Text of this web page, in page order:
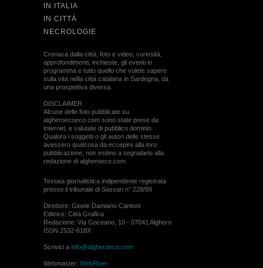
IN ITALIA
IN CITTÀ
NECROLOGIE
Cronaca dalla città, foto e video, curiosità,
approfondimenti, inchieste, gli eventi in
programma e tutto quello che volete sapere
sulla vita nella città catalana in Sardegna, da
una prospettiva diversa.
DISCLAIMER
Alcune delle foto pubblicate su
algheroecoeco.com sono state prese da
Internet, e valutate di pubblico dominio.
Qualora i soggetti o gli autori delle stesse
avessero qualcosa da eccepire alla loro
pubblicazione, non esitino a segnalarlo alla
redazione di algheroeco.com
Testata giornalistica indipendente registrata
presso il tribunale di Sassari n° 228/89
Direttore: Gioele Damiano Cantoni
Editrice: Città Grafica
Redazione: Via Goceano, 10 - 07041 Alghero
ISSN 2532-618X
Scrivici a info@algheroeco.com
Webmaster: WebRiver